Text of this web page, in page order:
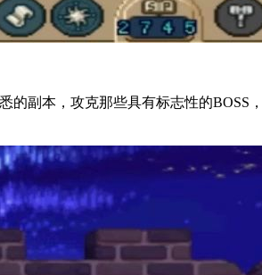
副本，攻克那些具有标志性的BOSS